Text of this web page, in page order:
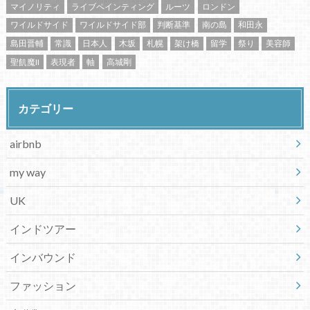
マイノリティ ライブペインティング ルーツ
ロンドン
ワイルドサイド
ワイルドサイド部 判断基準 南の島
和田永
島田晋輔
常識 日本人 木坂 札幌 架け橋 留学 祭り
美容師
聖飢魔II
表現者 軸 高城剛
カテゴリー
airbnb
my way
UK
インドツアー
インバウンド
ファッション